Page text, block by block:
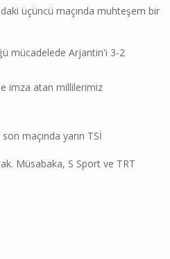
üçüncü maçında muhteşem bir
mücadelede Arjantin'i 3-2
imza atan millilerimiz
maçında yarın TSİ
Müsabaka, S Sport ve TRT